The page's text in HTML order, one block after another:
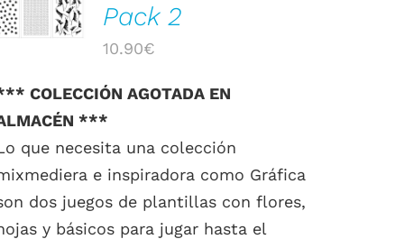
DETALLES
Pack 2
10.90€
COLECCIÓN AGOTADA EN
***
que necesita una colección
e inspiradora como Gráfica
dos juegos de plantillas con flores,
y básicos para jugar hasta el